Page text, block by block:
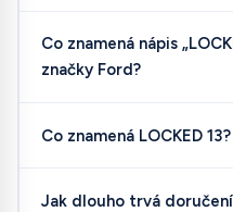
Co znamená nápis
značky Ford?
Co znamená LOCKED 13?
Jak dlouho trvá